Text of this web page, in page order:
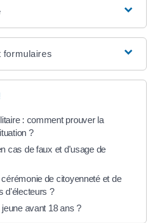
formulaires
: comment prouver la
?
cas de faux et d'usage de
de citoyenneté et de
d'électeurs ?
avant 18 ans ?